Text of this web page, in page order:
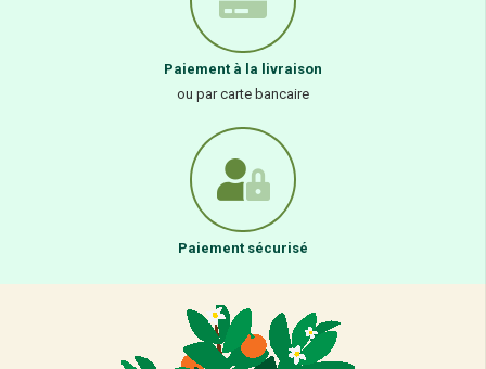
Paiement à la livraison
ou par carte bancaire
Paiement sécurisé